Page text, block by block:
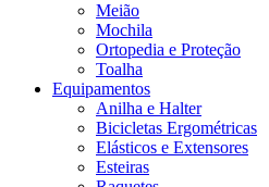
Meião
Mochila
Ortopedia e Proteção
Toalha
Equipamentos
Anilha e Halter
Bicicletas Ergométricas
Elásticos e Extensores
Esteiras